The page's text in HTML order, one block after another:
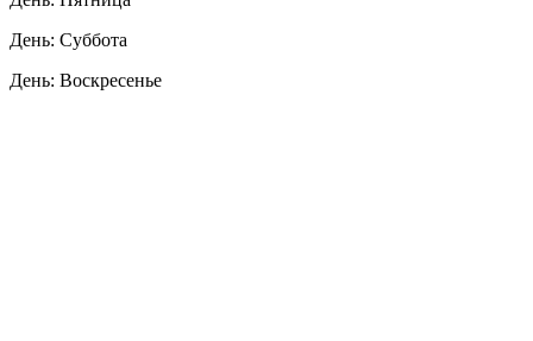
День: Суббота
День: Воскресенье